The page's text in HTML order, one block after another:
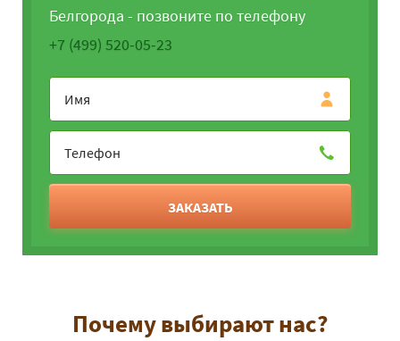
Белгорода - позвоните по телефону
+7 (499) 520-05-23
ЗАКАЗАТЬ
Почему выбирают нас?